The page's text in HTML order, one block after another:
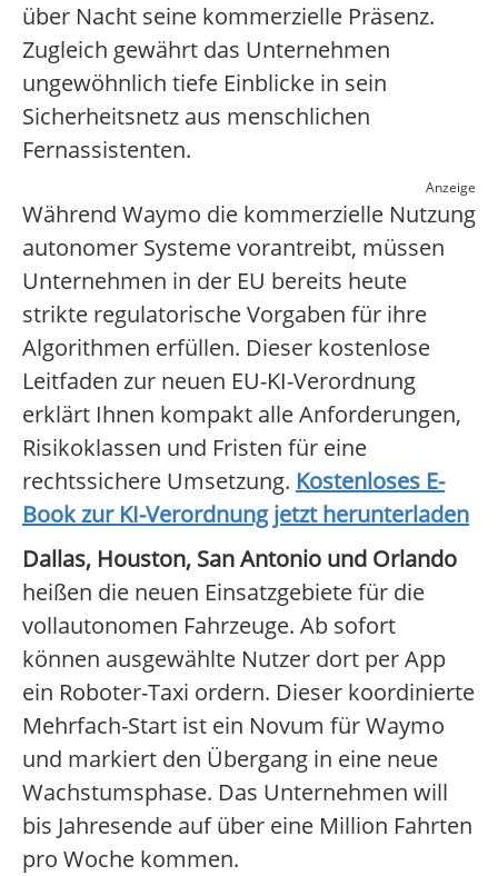
über Nacht seine kommerzielle Präsenz.
Zugleich gewährt das Unternehmen
ungewöhnlich tiefe Einblicke in sein
Sicherheitsnetz aus menschlichen
Fernassistenten.
Anzeige
Während Waymo die kommerzielle Nutzung
autonomer Systeme vorantreibt, müssen
Unternehmen in der EU bereits heute
strikte regulatorische Vorgaben für ihre
Algorithmen erfüllen. Dieser kostenlose
Leitfaden zur neuen EU-KI-Verordnung
erklärt Ihnen kompakt alle Anforderungen,
Risikoklassen und Fristen für eine
rechtssichere Umsetzung. Kostenloses E-
Book zur KI-Verordnung jetzt herunterladen
Dallas, Houston, San Antonio und Orlando
heißen die neuen Einsatzgebiete für die
vollautonomen Fahrzeuge. Ab sofort
können ausgewählte Nutzer dort per App
ein Roboter-Taxi ordern. Dieser koordinierte
Mehrfach-Start ist ein Novum für Waymo
und markiert den Übergang in eine neue
Wachstumsphase. Das Unternehmen will
bis Jahresende auf über eine Million Fahrten
pro Woche kommen.